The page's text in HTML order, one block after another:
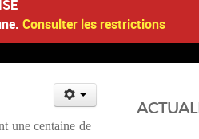
Consulter les restrictions
une centaine de